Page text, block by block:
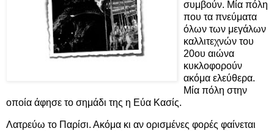
συμβούν. Μία πόλη
που τα πνεύματα
όλων των μεγάλων
καλλιτεχνών του
20ου αιώνα
κυκλοφορούν
ακόμα ελεύθερα.
Μία πόλη στην
οποία άφησε το σημάδι της η Εύα Κασίς.
Λατρεύω το Παρίσι. Ακόμα κι αν ορισμένες φορές φαίνεται